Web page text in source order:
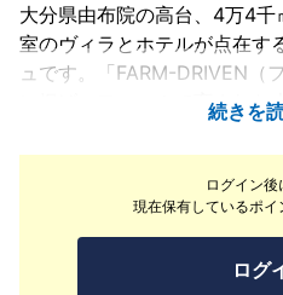
ログイン
現在保有しているポ
ログ
大分県由布院の高台、4万4
室のヴィラとホテルが点在す
ュです。「FARM-DRIVEN（
に掲げ、ファームで育まれた
の著名シェフが手掛ける究極
や木などのプリミティブな素
光といった自然とつながるこ
自分へと回帰する「
の時間を提供します。全室で
続きを